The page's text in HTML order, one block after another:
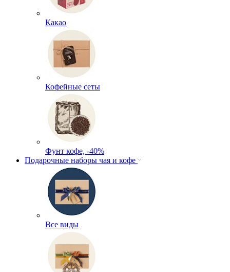
Какао
Кофейные сеты
Фунт кофе, -40%
Подарочные наборы чая и кофе
Все виды